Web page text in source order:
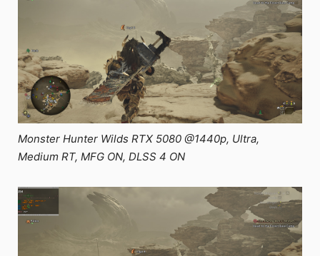
Monster Hunter Wilds RTX 5080 @1440p, Ultra,
Medium RT, MFG ON, DLSS 4 ON